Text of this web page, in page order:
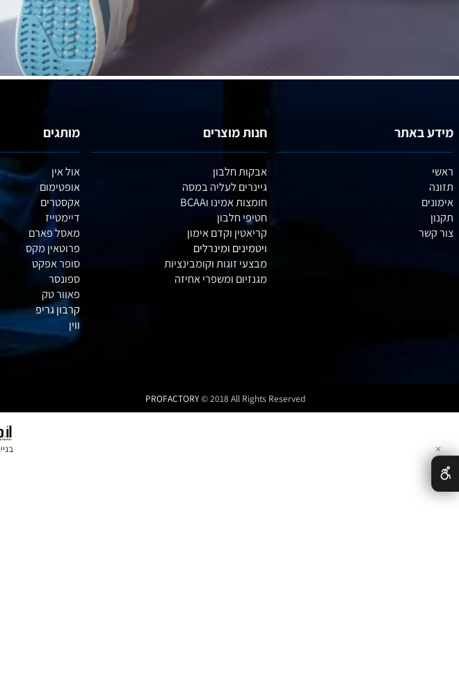
חנות מוצרים
אבקות חלבון
גיינרים לעליה במסה
חומצות אמינו וBCAA
חטיפי חלבון
מותגים
אול אין
אופטימום
אקסטרים
דיימטייז
מאסל פארם
פרוטאין מקס
סופר אפקט